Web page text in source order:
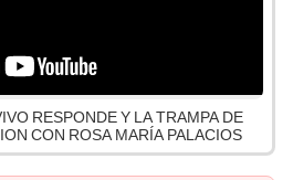
RESPONDE Y LA TRAMPA DE
CON ROSA MARÍA PALACIOS